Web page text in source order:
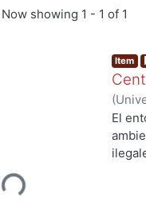
Now showing 1 - 1 of 1
Loading...
Item
(
de
El